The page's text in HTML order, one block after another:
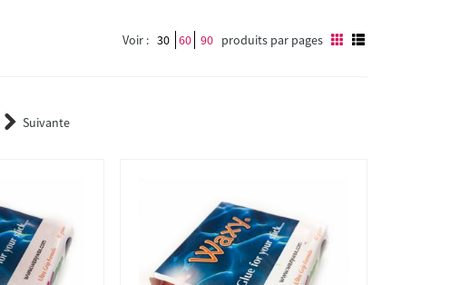
Voir : 30 60 90 produits par pages
(current)Suivante